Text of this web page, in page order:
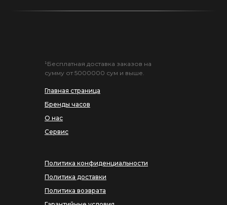
Главная страница
Бренды часов
О нас
Сервис
¹Бесплатная доставка заказов на
сумму от 5000000 сум и выше.
Политика конфиденциальности
Политика доставки
Политика возврата